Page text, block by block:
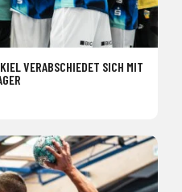
VERABSCHIEDET SICH MIT